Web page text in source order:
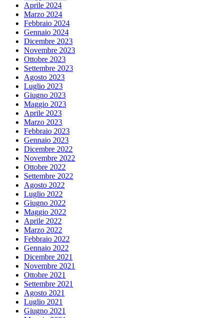
Aprile 2024
Marzo 2024
Febbraio 2024
Gennaio 2024
Dicembre 2023
Novembre 2023
Ottobre 2023
Settembre 2023
Agosto 2023
Luglio 2023
Giugno 2023
Maggio 2023
Aprile 2023
Marzo 2023
Febbraio 2023
Gennaio 2023
Dicembre 2022
Novembre 2022
Ottobre 2022
Settembre 2022
Agosto 2022
Luglio 2022
Giugno 2022
Maggio 2022
Aprile 2022
Marzo 2022
Febbraio 2022
Gennaio 2022
Dicembre 2021
Novembre 2021
Ottobre 2021
Settembre 2021
Agosto 2021
Luglio 2021
Giugno 2021